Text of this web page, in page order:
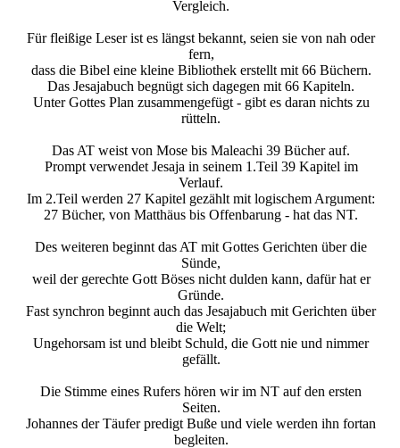
Vergleich.
Für fleißige Leser ist es längst bekannt, seien sie von nah oder
fern,
dass die Bibel eine kleine Bibliothek erstellt mit 66 Büchern.
Das Jesajabuch begnügt sich dagegen mit 66 Kapiteln.
Unter Gottes Plan zusammengefügt - gibt es daran nichts zu
rütteln.
Das AT weist von Mose bis Maleachi 39 Bücher auf.
Prompt verwendet Jesaja in seinem 1.Teil 39 Kapitel im
Verlauf.
Im 2.Teil werden 27 Kapitel gezählt mit logischem Argument:
27 Bücher, von Matthäus bis Offenbarung - hat das NT.
Des weiteren beginnt das AT mit Gottes Gerichten über die
Sünde,
weil der gerechte Gott Böses nicht dulden kann, dafür hat er
Gründe.
Fast synchron beginnt auch das Jesajabuch mit Gerichten über
die Welt;
Ungehorsam ist und bleibt Schuld, die Gott nie und nimmer
gefällt.
Die Stimme eines Rufers hören wir im NT auf den ersten
Seiten.
Johannes der Täufer predigt Buße und viele werden ihn fortan
begleiten.